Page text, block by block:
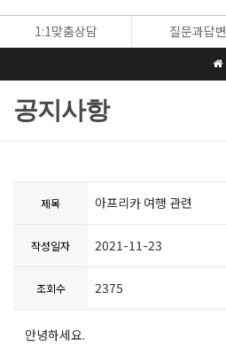
1:1맞춤상담 질문과답변
공지사항
제목 아프리카 여행 관련
작성일자 2021-11-23
조회수 2375
안녕하세요.